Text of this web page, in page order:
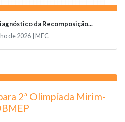
da Recomposição...
de 2026 | MEC
2ª Olimpíada Mirim-